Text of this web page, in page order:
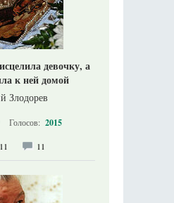
девочку, а
к ней домой
Злодорев
Голосов: 2015
11